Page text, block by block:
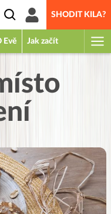
SHODIT KILA?
Evě Jak začít